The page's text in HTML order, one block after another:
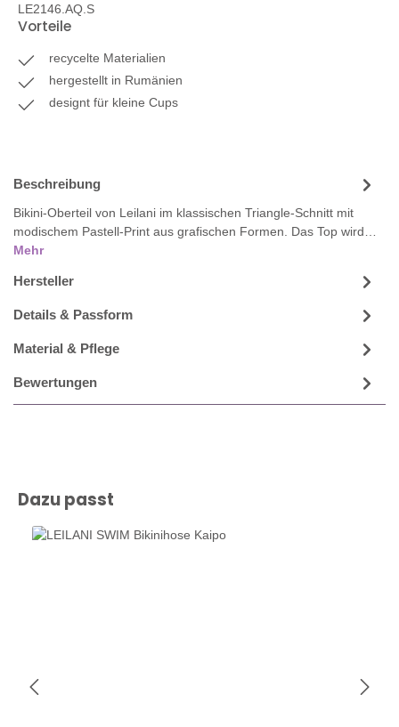
LE2146.AQ.S
Vorteile
recycelte Materialien
hergestellt in Rumänien
designt für kleine Cups
Beschreibung
Bikini-Oberteil von Leilani im klassischen Triangle-Schnitt mit
modischem Pastell-Print aus grafischen Formen. Das Top wird…
Mehr
Hersteller
Details & Passform
Material & Pflege
Bewertungen
Produktgalerie überspringen
Dazu passt